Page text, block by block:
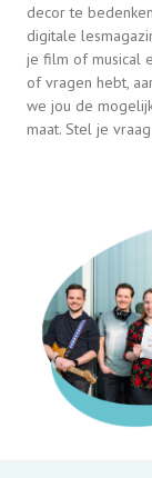
decor te
digitale
je film of musical
of vragen hebt,
we jou de
maat. Stel je